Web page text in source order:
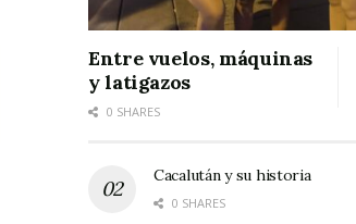
Entre vuelos, máquinas
y latigazos
0 SHARES
Cacalután y su historia
0 SHARES